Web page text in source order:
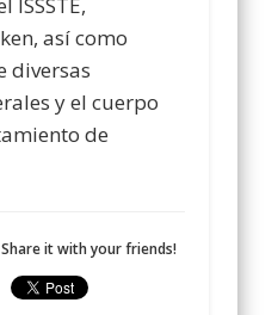
así como
diversas
y el cuerpo
de
it with your friends!